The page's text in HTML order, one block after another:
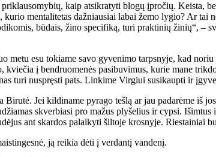
kaip at­si­kra­ty­ti blo­gų įpro­čių. Keis­ta,
men­ta­li­te­tas daž­niau­siai la­bai že­mo ly­gio? Ar tai
bū­dais, ži­no spe­ci­fi­ką, tu­ri prak­ti­nių ži­nių“, –
esu to­kia­me sa­vo gy­ve­ni­mo tarps­ny­je, kad
į ben­druo­me­nės pa­si­bu­vi­mus, ku­rie ma­ne
tu­ri nu­spręs­ti pats. Lin­ki­me Vir­giui su­si­kaup­ti ir
Jei kil­di­na­me py­ra­go teš­lą ar jau pa­da­rė­me iš
skver­bia­si pro ma­žus ply­še­lius ir cyp­si.
ant skar­dos pa­lai­ky­ti šil­to­je kros­ny­je. Ries­tai­niai
ją rei­kia dė­ti į ver­dan­tį van­de­nį.